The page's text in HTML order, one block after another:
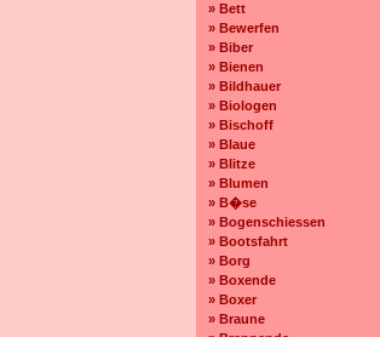
» Bett
» Bewerfen
» Biber
» Bienen
» Bildhauer
» Biologen
» Bischoff
» Blaue
» Blitze
» Blumen
» B�se
» Bogenschiessen
» Bootsfahrt
» Borg
» Boxende
» Boxer
» Braune